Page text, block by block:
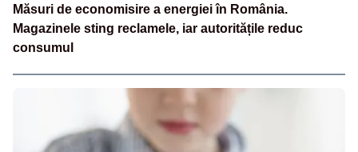
Măsuri de economisire a energiei în România.
Magazinele sting reclamele, iar autoritățile reduc
consumul